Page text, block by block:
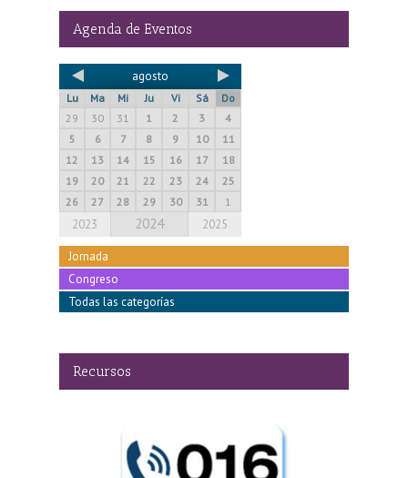
Agenda de Eventos
agosto
Lu Ma Mi Ju Vi Sá
Do
29
30 31 1 2 3
4
5
6 7 8 9 10
11
12
13 14 15 16 17
18
19
20 21 22 23 24
25
26
27 28 29 30 31 1
2023 2024 2025
Jornada
Congreso
Todas las categorías
Recursos